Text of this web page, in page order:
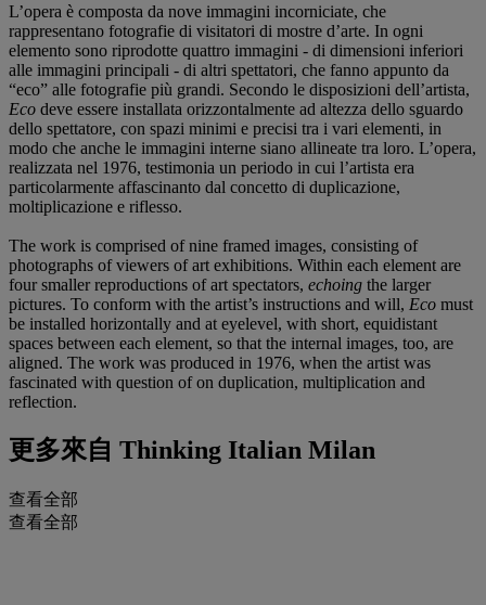
L’opera è composta da nove immagini incorniciate, che
rappresentano fotografie di visitatori di mostre d’arte. In ogni
elemento sono riprodotte quattro immagini - di dimensioni inferiori
alle immagini principali - di altri spettatori, che fanno appunto da
“eco” alle fotografie più grandi. Secondo le disposizioni dell’artista,
Eco deve essere installata orizzontalmente ad altezza dello sguardo
dello spettatore, con spazi minimi e precisi tra i vari elementi, in
modo che anche le immagini interne siano allineate tra loro. L’opera,
realizzata nel 1976, testimonia un periodo in cui l’artista era
particolarmente affascinanto dal concetto di duplicazione,
moltiplicazione e riflesso.
The work is comprised of nine framed images, consisting of
photographs of viewers of art exhibitions. Within each element are
four smaller reproductions of art spectators, echoing the larger
pictures. To conform with the artist’s instructions and will, Eco must
be installed horizontally and at eyelevel, with short, equidistant
spaces between each element, so that the internal images, too, are
aligned. The work was produced in 1976, when the artist was
fascinated with question of on duplication, multiplication and
reflection.
更多來自 Thinking Italian Milan
查看全部
查看全部